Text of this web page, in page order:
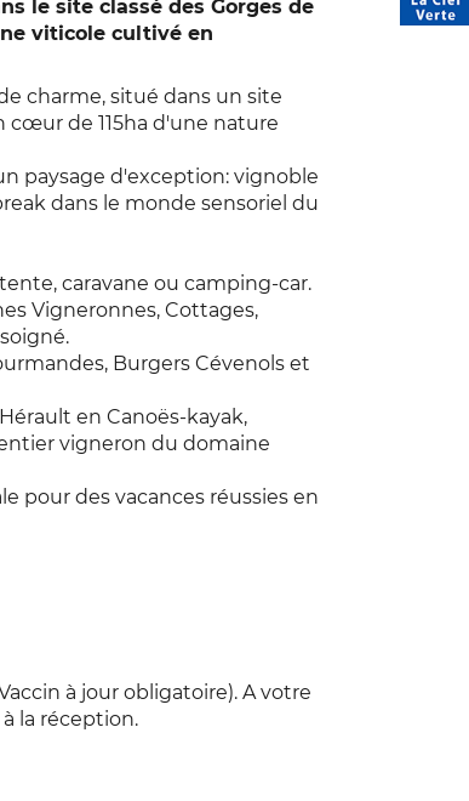
le site classé des Gorges de
viticole cultivé en
charme, situé dans un site
cœur de 115ha d'une nature
paysage d'exception: vignoble
dans le monde sensoriel du
caravane ou camping-car.
Vigneronnes, Cottages,
Burgers Cévenols et
en Canoës-kayak,
vigneron du domaine
pour des vacances réussies en
à jour obligatoire). A votre
la réception.